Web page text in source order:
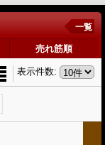
一覧
売れ筋順
表示件数: